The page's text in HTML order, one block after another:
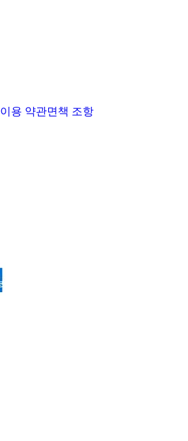
이용 약관면책 조항